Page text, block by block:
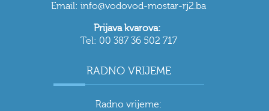
Email: info@vodovod-mostar-rj2.ba
Prijava kvarova:
Tel: 00 387 36 502 717
RADNO VRIJEME
Radno vrijeme: